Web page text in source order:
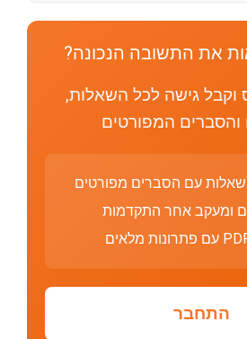
את התשובה הנכונה?
וקבל גישה לכל השאלות,
והסברים המפורטים
עם הסברים מפורטים
ומעקב אחר התקדמות
התחבר